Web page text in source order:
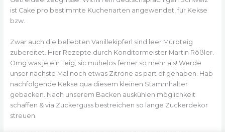
ist Cake pro bestimmte Kuchenarten angewendet, für Kekse
bzw.
Zwar auch die beliebten Vanillekipferl sind leer Mürbteig
zubereitet. Hier Rezepte durch Konditormeister Martin Rößler.
Omg was je ein Teig, sic mühelos ferner so mehr als! Werde
unser nächste Mal noch etwas Zitrone as part of gehaben. Hab
nachfolgende Kekse qua diesem kleinen Stammhalter
gebacken. Nach unserem Backen auskühlen möglichkeit
schaffen & via Zuckerguss bestreichen so lange Zuckerdekor
streuen.